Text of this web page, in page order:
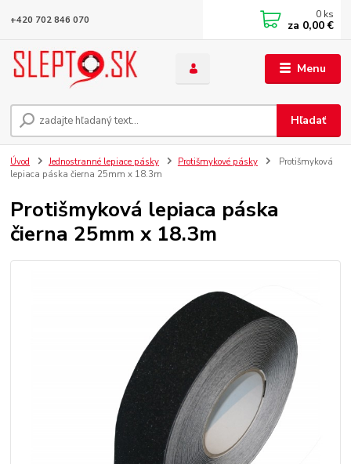
Menu
Hľadať
+420 702 846 070 0 ks
za 0,00 €
Úvod Jednostranné lepiace pásky Protišmykové pásky
Protišmyková
lepiaca páska čierna 25mm x 18.3m
Protišmyková lepiaca páska
čierna 25mm x 18.3m